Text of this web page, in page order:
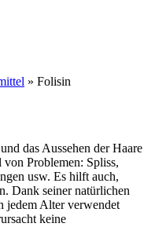
» Folisin
das Aussehen der Haare
Problemen: Spliss,
usw. Es hilft auch,
Dank seiner natürlichen
jedem Alter verwendet
keine